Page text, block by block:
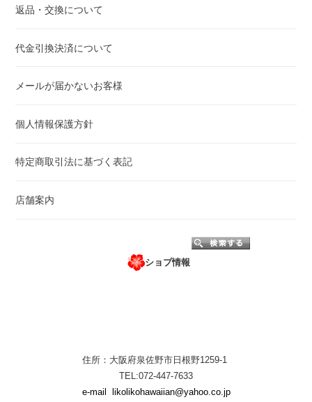
返品・交換について
代金引換決済について
メールが届かないお客様
個人情報保護方針
特定商取引法に基づく表記
店舗案内
ショプ情報
住所：大阪府泉佐野市日根野1259-1
TEL:072-447-7633
e-mail
likolikohawaiian@yahoo.co.jp